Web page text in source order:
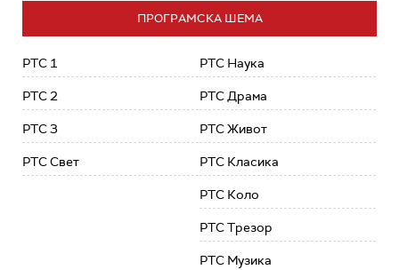
ПРОГРАМСКА ШЕМА
РТС 1
РТС 2
РТС 3
РТС Свет
РТС Наука
РТС Драма
РТС Живот
РТС Класика
РТС Коло
РТС Трезор
РТС Музика